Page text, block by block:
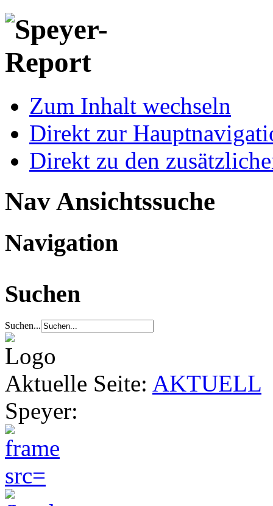
Zum Inhalt wechseln
Direkt zur
Direkt zu den
Nav Ansichtssuche
Navigation
Suchen
Suchen...
Aktuelle Seite: AKTUELL
Speyer: